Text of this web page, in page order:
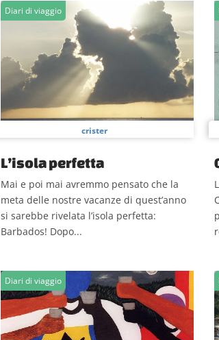
Diari di viaggio
crister
L’isola perfetta
Mai e poi mai avremmo pensato che la
meta delle nostre vacanze di quest’anno
si sarebbe rivelata l’isola perfetta:
Barbados! Dopo...
Diari di viaggio